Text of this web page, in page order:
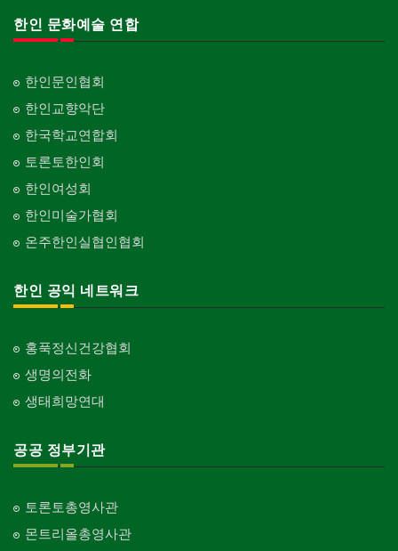
한인 문화예술 연합
한인문인협회
한인교향악단
한국학교연합회
토론토한인회
한인여성회
한인미술가협회
온주한인실협인협회
한인 공익 네트워크
홍푹정신건강협회
생명의전화
생태희망연대
공공 정부기관
토론토총영사관
몬트리올총영사관